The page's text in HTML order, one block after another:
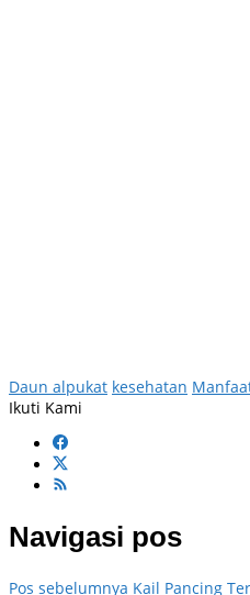
Daun alpukat kesehatan
Ikuti Kami
Navigasi pos
Pos sebelumnya Kail Pancing